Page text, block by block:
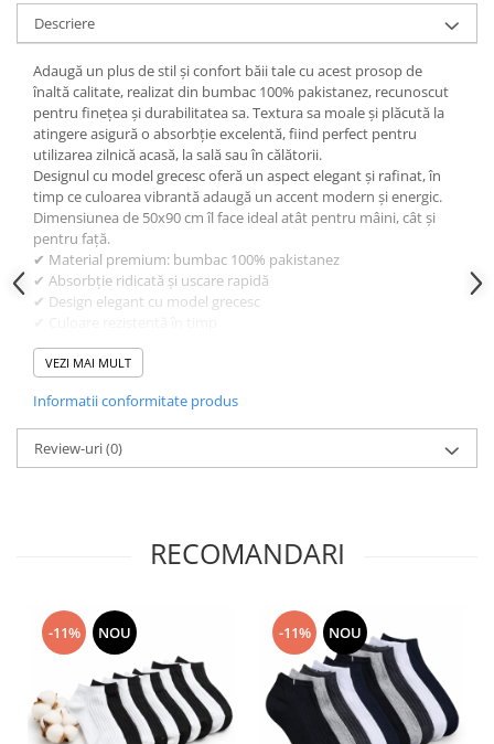
Descriere
Adaugă un plus de stil și confort băii tale cu acest prosop de
înaltă calitate, realizat din bumbac 100% pakistanez, recunoscut
pentru finețea și durabilitatea sa. Textura sa moale și plăcută la
atingere asigură o absorbție excelentă, fiind perfect pentru
utilizarea zilnică acasă, la sală sau în călătorii.
Designul cu model grecesc oferă un aspect elegant și rafinat, în
timp ce culoarea vibrantă adaugă un accent modern și energic.
Dimensiunea de 50x90 cm îl face ideal atât pentru mâini, cât și
pentru față.
✔ Material premium: bumbac 100% pakistanez
✔ Absorbție ridicată și uscare rapidă
✔ Design elegant cu model grecesc
✔ Dimensiune practică: 50x90 cm
Alege un prosop care îmbină calitatea, confortul și designul într-
VEZI MAI MULT
Informatii conformitate produs
Review-uri(0)
RECOMANDARI
-11% NOU -11% NOU